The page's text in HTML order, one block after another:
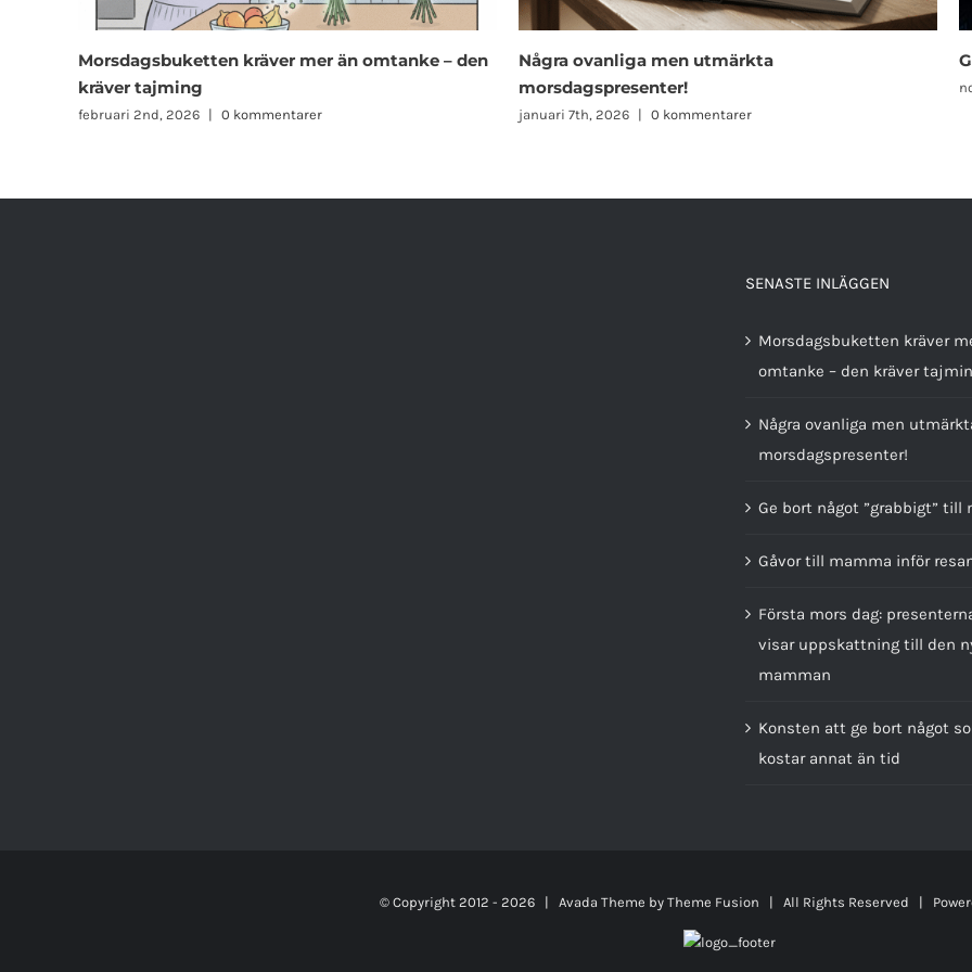
Några ovanliga men utmärkta
morsdagspresenter!
januari 7th, 2026 | 0 kommentarer
Ge bort något ”grabbigt” till morsan
november 6th, 2025 | 0 kommentarer
SENASTE INLÄGGEN
Morsdagsbuketten kräver
omtanke – den kräver
Några ovanliga men
morsdagspresenter!
Ge bort något ”grabbigt” till
Gåvor till mamma inför
Första mors dag:
visar uppskattning till den
mamman
Konsten att ge bort något
kostar annat än tid
© Copyright 2012 - 2026 | Avada Theme by Theme Fusion | All Rights Reserved |